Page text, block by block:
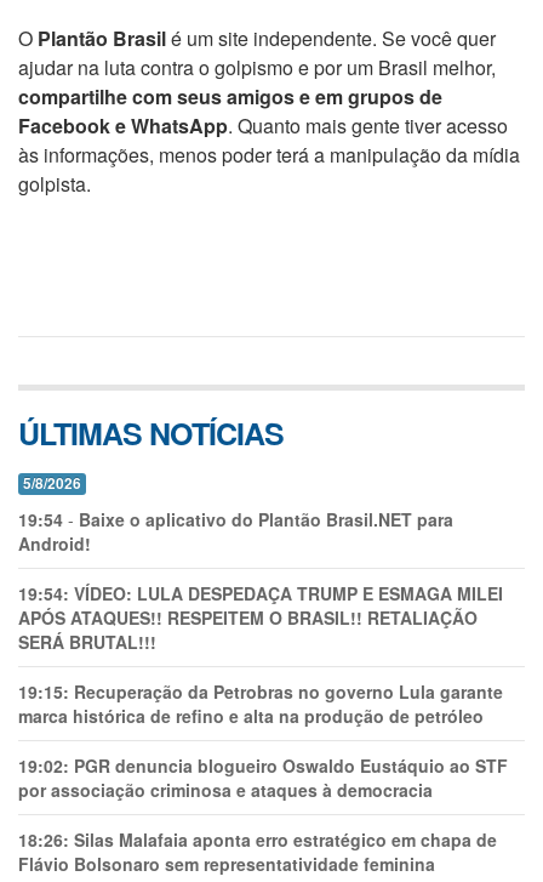
O Plantão Brasilé um site independente. Se você quer
ajudar na luta contra o golpismo e por um Brasil melhor,
compartilhe com seus amigos e em grupos de
Facebook e WhatsApp. Quanto mais gente tiver acesso
às informações, menos poder terá a manipulação da mídia
golpista.
ÚLTIMAS NOTÍCIAS
5/8/2026
19:54 - Baixe o aplicativo do Plantão Brasil.NET para
Android!
19:54: VÍDEO: LULA DESPEDAÇA TRUMP E ESMAGA MILEI
APÓS ATAQUES!! RESPEITEM O BRASIL!! RETALIAÇÃO
SERÁ BRUTAL!!!
19:15: Recuperação da Petrobras no governo Lula garante
marca histórica de refino e alta na produção de petróleo
19:02: PGR denuncia blogueiro Oswaldo Eustáquio ao STF
por associação criminosa e ataques à democracia
18:26: Silas Malafaia aponta erro estratégico em chapa de
Flávio Bolsonaro sem representatividade feminina